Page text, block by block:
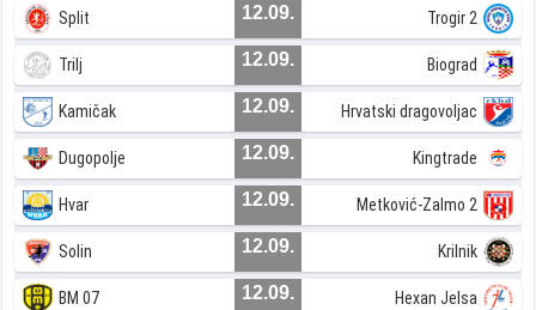
Split 12.09. Trogir 2
Trilj 12.09. Biograd
Kamičak 12.09. Hrvatski dragovoljac
Dugopolje 12.09. Kingtrade
Hvar 12.09. Metković-Zalmo 2
Solin 12.09. Krilnik
BM 07 12.09. Hexan Jelsa